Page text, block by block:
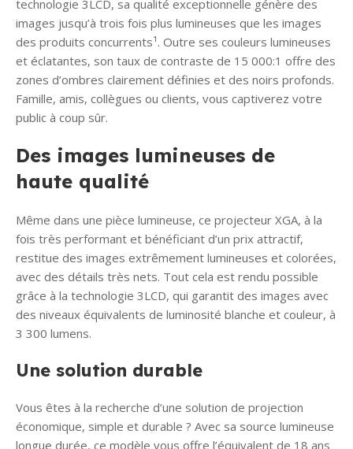
technologie 3LCD, sa qualité exceptionnelle génère des
images jusqu’à trois fois plus lumineuses que les images
des produits concurrents¹. Outre ses couleurs lumineuses
et éclatantes, son taux de contraste de 15 000:1 offre des
zones d’ombres clairement définies et des noirs profonds.
Famille, amis, collègues ou clients, vous captiverez votre
public à coup sûr.
Des images lumineuses de
haute qualité
Même dans une pièce lumineuse, ce projecteur XGA, à la
fois très performant et bénéficiant d’un prix attractif,
restitue des images extrêmement lumineuses et colorées,
avec des détails très nets. Tout cela est rendu possible
grâce à la technologie 3LCD, qui garantit des images avec
des niveaux équivalents de luminosité blanche et couleur, à
3 300 lumens.
Une solution durable
Vous êtes à la recherche d’une solution de projection
économique, simple et durable ? Avec sa source lumineuse
longue durée, ce modèle vous offre l’équivalent de 18 ans